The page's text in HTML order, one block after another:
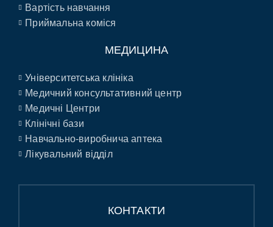
Вартість навчання
Приймальна коміся
МЕДИЦИНА
Університетська клініка
Медичний консультативний центр
Медичні Центри
Клінічні бази
Навчально-виробнича аптека
Лікувальний відділ
КОНТАКТИ